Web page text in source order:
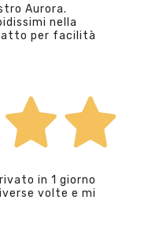
Aurora.
nella
per facilità
in 1 giorno
volte e mi